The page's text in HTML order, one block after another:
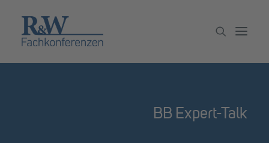
Partner werdenBB Expert-Talk